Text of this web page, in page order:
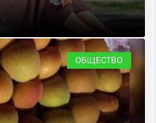
ОБЩЕСТВО